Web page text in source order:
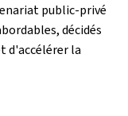
public-privé
décidés
d'accélérer la